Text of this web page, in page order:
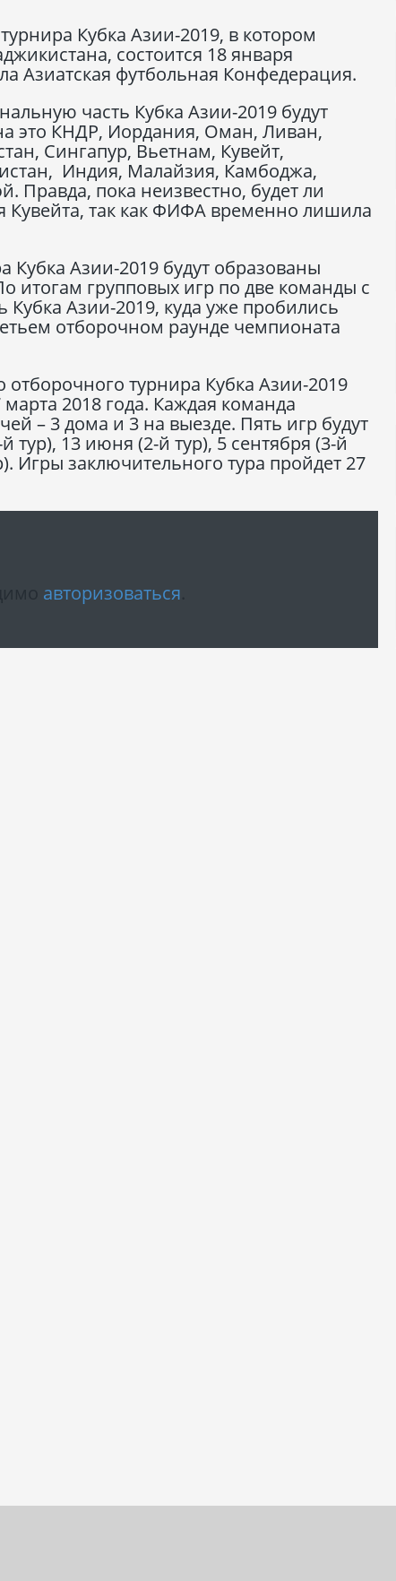
Кубка Азии-2019, в котором
состоится 18 января
Азиатская футбольная Конфедерация.
часть Кубка Азии-2019 будут
это КНДР, Иордания, Оман, Ливан,
Сингапур, Вьетнам, Кувейт,
Индия, Малайзия, Камбоджа,
Правда, пока неизвестно, будет ли
Кувейта, так как ФИФА временно лишила
Кубка Азии-2019 будут образованы
итогам групповых игр по две команды с
Кубка Азии-2019, куда уже пробились
отборочном раунде чемпионата
турнира Кубка Азии-2019
2018 года. Каждая команда
– 3 дома и 3 на выезде. Пять игр будут
13 июня (2-й тур), 5 сентября (3-й
Игры заключительного тура пройдет 27
авторизоваться